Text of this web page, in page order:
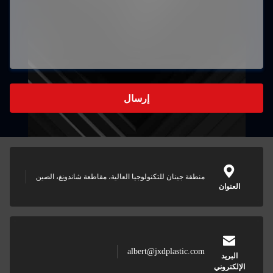
إرسال
العنوان
منطقة جينان للتكنولوجيا العالية، مقاطعة شاندونغ، الصين
البريد
الإلكتروني
albert@jxdplastic.com